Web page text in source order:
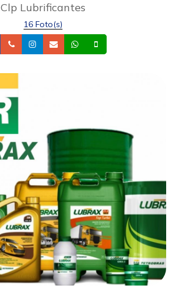
Clp Lubrificantes
16 Foto(s)
FacebookTelefoneInstagram
Email Whatsapp